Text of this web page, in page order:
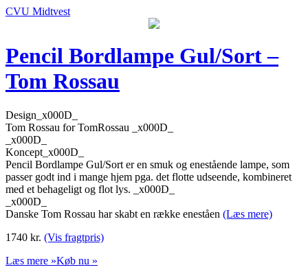
CVU Midtvest
Pencil Bordlampe Gul/Sort –
Tom Rossau
Design_x000D_
Tom Rossau for TomRossau _x000D_
_x000D_
Koncept_x000D_
Pencil Bordlampe Gul/Sort er en smuk og enestående lampe, som
passer godt ind i mange hjem pga. det flotte udseende, kombineret
med et behageligt og flot lys. _x000D_
_x000D_
Danske Tom Rossau har skabt en række eneståen (Læs mere)
1740 kr. (Vis fragtpris)
Læs mere »Køb nu »